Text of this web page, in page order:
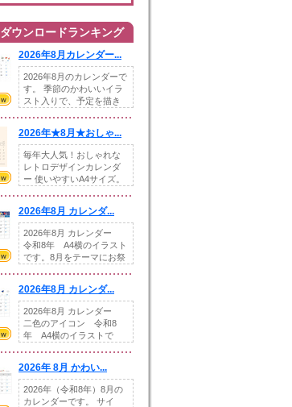
ダウンロードランキング
2026年8月カレンダー...
2026年8月のカレンダーで
す。 季節のかわいいイラ
スト入りで、予定を描き
2026年★8月★おしゃ...
毎年大人気！おしゃれな
レトロデザインカレンダ
ー 使いやすいA4サイズ。
2026年8月 カレンダ...
2026年8月 カレンダー
令和8年 A4横のイラスト
です。8月をテーマにお祭
2026年8月 カレンダ...
2026年8月 カレンダー
二色のアイコン 令和8
年 A4横のイラストで
2026年 8月 かわい...
2026年（令和8年）8月の
カレンダーです。 サイ